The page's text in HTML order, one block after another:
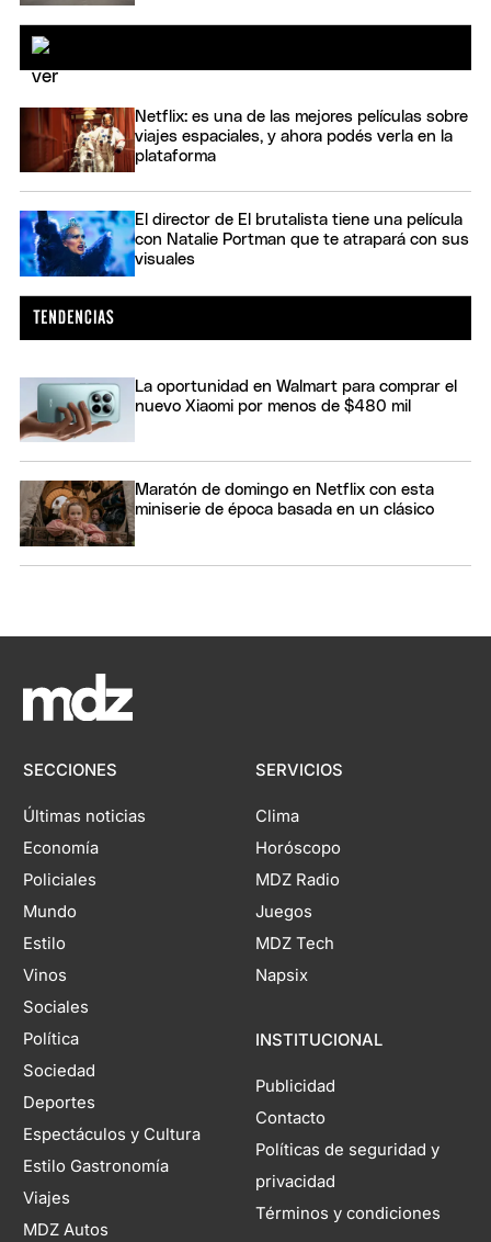
Netflix: es una de las mejores películas sobre
viajes espaciales, y ahora podés verla en la
plataforma
El director de El brutalista tiene una película
con Natalie Portman que te atrapará con sus
visuales
La oportunidad en Walmart para comprar el
nuevo Xiaomi por menos de $480 mil
Maratón de domingo en Netflix con esta
miniserie de época basada en un clásico
SECCIONES
Últimas noticias
Economía
Policiales
Mundo
Estilo
Vinos
Sociales
Política
Sociedad
Deportes
Espectáculos y Cultura
Estilo Gastronomía
Viajes
MDZ Autos
SERVICIOS
Clima
Horóscopo
MDZ Radio
Juegos
MDZ Tech
Napsix
INSTITUCIONAL
Publicidad
Contacto
Políticas de seguridad y
privacidad
Términos y condiciones